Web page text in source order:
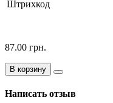
Штрихкод
87.00 грн.
В корзину
Написать отзыв